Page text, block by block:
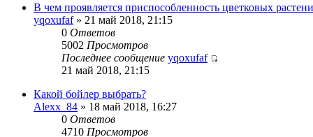
В чем проявляется приспособленность цветковых
yqoxufaf» 21 май 2018, 21:15
0 Ответов
5002 Просмотров
Последнее сообщение yqoxufaf
21 май 2018, 21:15
Какой бойлер выбрать?
Alexx_84 » 18 май 2018, 16:27
0 Ответов
4710 Просмотров